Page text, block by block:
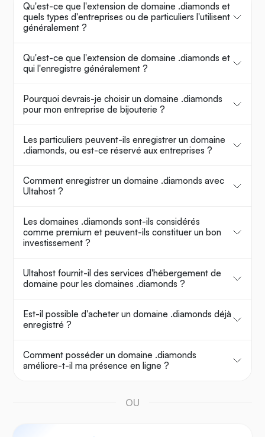
Qu'est-ce que l'extension de domaine .diamonds et
quels types d'entreprises ou de particuliers l'utilisent
généralement ?
Qu'est-ce que l'extension de domaine .diamonds et
qui l'enregistre généralement ?
Pourquoi devrais-je choisir un domaine .diamonds
pour mon entreprise de bijouterie ?
Les particuliers peuvent-ils enregistrer un domaine
.diamonds, ou est-ce réservé aux entreprises ?
Comment enregistrer un domaine .diamonds avec
Ultahost ?
Les domaines .diamonds sont-ils considérés
comme premium et peuvent-ils constituer un bon
investissement ?
Ultahost fournit-il des services d'hébergement de
domaine pour les domaines .diamonds ?
Est-il possible d'acheter un domaine .diamonds déjà
enregistré ?
Comment posséder un domaine .diamonds
améliore-t-il ma présence en ligne ?
OU